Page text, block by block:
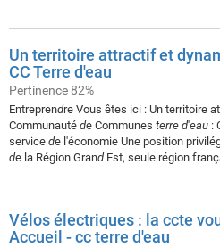
Un territoire attractif et
CC Terre d'eau
Pertinence 82%
Entreprendre Vous êtes ici : Un territoire
Communauté de Communes terre d'eau :
service de l'économie Une position
de la Région GrandEst, seule région
Vélos électriques : la ccte
Accueil - cc terre d'eau